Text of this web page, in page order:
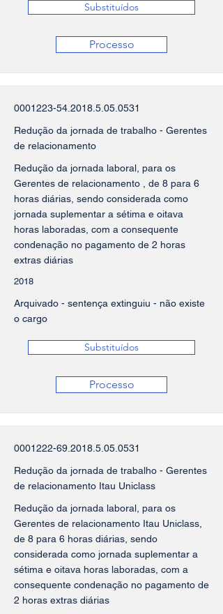
Substituídos
Processo
0001223-54.2018.5.05 .0531
Redução da jornada de trabalho - Gerentes
de relacionamento
Redução da jornada laboral, para os
Gerentes de relacionamento , de 8 para 6
horas diárias, sendo considerada como
jornada suplementar a sétima e oitava
horas laboradas, com a consequente
condenação no pagamento de 2 horas
extras diárias
2018
Arquivado - sentença extinguiu - não existe
o cargo
Substituídos
Processo
0001222-69.2018.5.05 .0531
Redução da jornada de trabalho - Gerentes
de relacionamento Itau Uniclass
Redução da jornada laboral, para os
Gerentes de relacionamento Itau Uniclass,
de 8 para 6 horas diárias, sendo
considerada como jornada suplementar a
sétima e oitava horas laboradas, com a
consequente condenação no pagamento de
2 horas extras diárias